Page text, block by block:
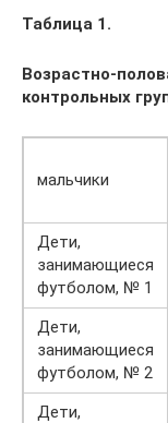
Таблица 1.
Возрастно-
контрольных
мальчики
Дети,
занимающиеся
футболом, № 1
Дети,
занимающиеся
футболом, № 2
Дети,